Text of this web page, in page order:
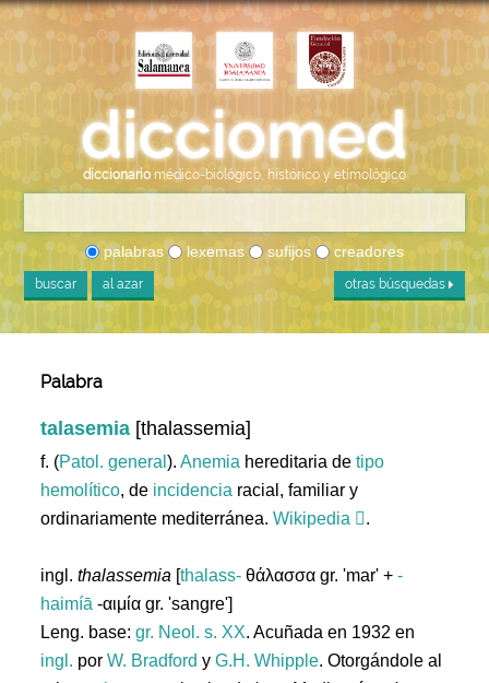
diccionario médico-biológico, histórico y etimológico
palabras lexemas sufijos creadores
buscar al azar otras búsquedas
Palabra
talasemia [thalassemia]
f. (Patol. general).Anemia hereditaria detipo
hemolítico, de incidencia racial, familiar y
ordinariamente mediterránea.Wikipedia .
ingl.thalassemia [thalass- θάλασσα gr. 'mar' +-
haimíā -αιμία gr. 'sangre']
Leng. base:gr. Neol. s. XX. Acuñada en 1932 en
ingl. porW. Bradford yG.H. Whipple. Otorgándole al